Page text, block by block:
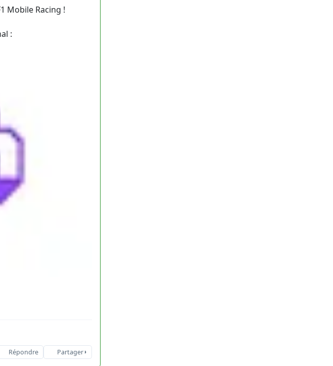
Mobile Racing !
:
Répondre Partager